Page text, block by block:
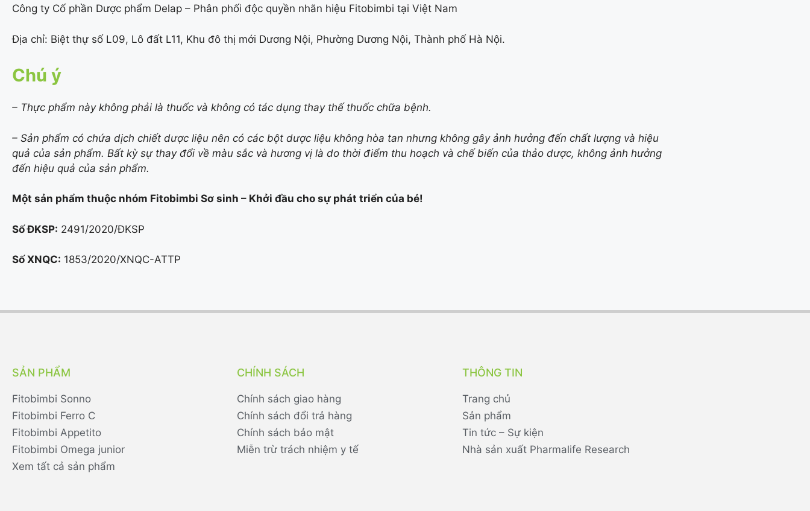
Công ty Cố phần Dược phẩm Delap – Phân phối độc quyền nhãn hiệu Fitobimbi tại Việt Nam
Địa chỉ: Biệt thự số L09, Lô đất L11, Khu đô thị mới Dương Nội, Phường Dương Nội, Thành phố Hà Nội.
Chú ý
– Thực phẩm này không phải là thuốc và không có tác dụng thay thế thuốc chữa bệnh.
– Sản phẩm có chứa dịch chiết dược liệu nên có các bột dược liệu không hòa tan nhưng không gây ảnh hưởng đến chất lượng và hiệu
quả của sản phẩm. Bất kỳ sự thay đổi về màu sắc và hương vị là do thời điểm thu hoạch và chế biến của thảo dược, không ảnh hưởng
đến hiệu quả của sản phẩm.
Một sản phẩm thuộc nhóm Fitobimbi Sơ sinh – Khởi đầu cho sự phát triển của bé!
Số ĐKSP: 2491/2020/ĐKSP
Số XNQC: 1853/2020/XNQC-ATTP
SẢN PHẨM
Fitobimbi Sonno
Fitobimbi Ferro C
Fitobimbi Appetito
Fitobimbi Omega junior
Xem tất cả sản phẩm
CHÍNH SÁCH
Chính sách giao hàng
Chính sách đổi trả hàng
Chính sách bảo mật
Miễn trừ trách nhiệm y tế
THÔNG TIN
Trang chủ
Sản phẩm
Tin tức – Sự kiện
Nhà sản xuất Pharmalife Research